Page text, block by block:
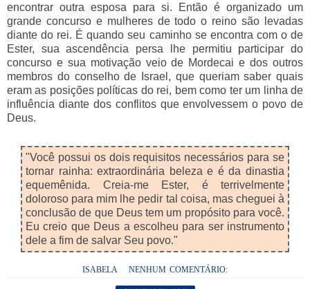
encontrar outra esposa para si. Então é organizado um
grande concurso e mulheres de todo o reino são levadas
diante do rei. É quando seu caminho se encontra com o de
Ester, sua ascendência persa lhe permitiu participar do
concurso e sua motivação veio de Mordecai e dos outros
membros do conselho de Israel, que queriam saber quais
eram as posições políticas do rei, bem como ter um linha de
influência diante dos conflitos que envolvessem o povo de
Deus.
"Você possui os dois requisitos necessários para se
tornar rainha: extraordinária beleza e é da dinastia
equemênida. Creia-me Ester, é terrivelmente
doloroso para mim lhe pedir tal coisa, mas cheguei à
conclusão de que Deus tem um propósito para você.
Eu creio que Deus a escolheu para ser instrumento
dele a fim de salvar Seu povo."
ISABELA NENHUM COMENTÁRIO: